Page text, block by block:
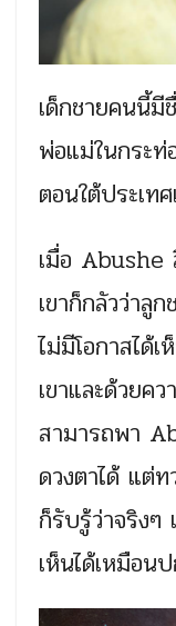
เด็กชายคนนี้มี
พ่อแม่ในกระ
ตอนใต้ประเทศ
เมื่อ Abushe
เขาก็กลัวว่าลู
ไม่มีโอกาสได้
เขาและด้วยค
สามารถพา
ดวงตาได้ แต่
ก็รับรู้ว่าจริงๆ
เห็นได้เหมือน